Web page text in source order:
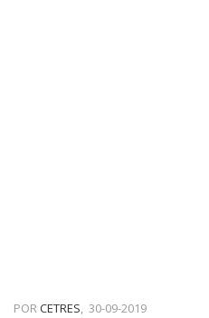
PORCETRES, 30-09-2019